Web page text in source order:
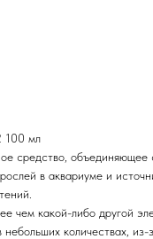
100 мл
средство, объединяющее
в аквариуме и
чем какой-либо другой
количествах, из-